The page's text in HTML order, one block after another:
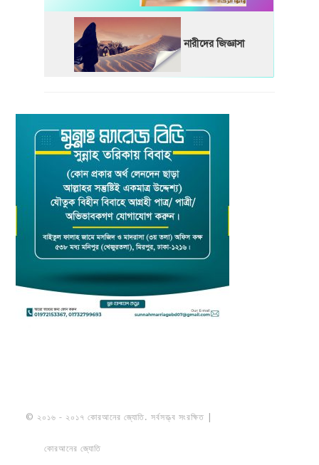
নারীদের জিজ্ঞাসা
© ২০১৬ - ২০১৭ কোরআনের জ্যোতি. সর্বসত্ত্ব সংরক্ষিত |
কোরআনের জ্যোতি